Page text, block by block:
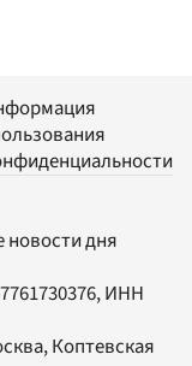
новости дня
ИНН
Коптевская